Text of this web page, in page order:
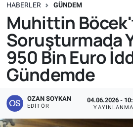
HABERLER GÜNDEM
Muhittin
Soruşturmada
950 Bin Euro
Gündemde
OZAN SOYKAN
EDITÖR
04.06.2026 -
YAYINLANMA
Süper Lig Puan Durumu ve
Tüm Manşetler
Son Dakika Haberleri